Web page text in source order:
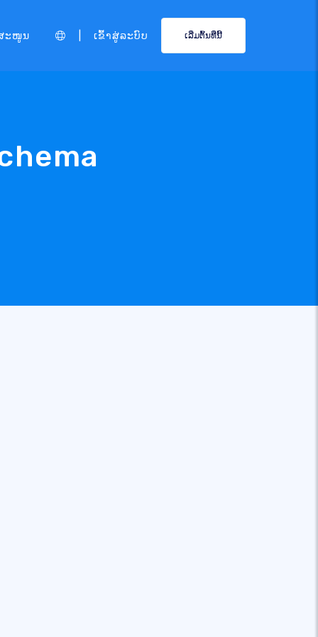
ະໜູນ ເຂົ້າສູ່ລະບົບ ເລີ່ມຕົ້ນທີ່ນີ້